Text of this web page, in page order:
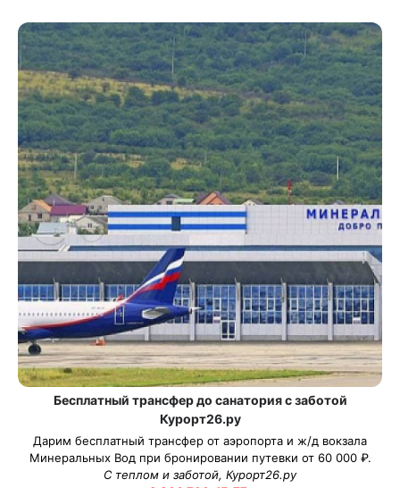
Бесплатный трансфер до санатория с заботой
Курорт26.ру
Дарим бесплатный трансфер от аэропорта и ж/д вокзала
Минеральных Вод при бронировании путевки от 60 000 ₽.
С теплом и заботой, Курорт26.ру